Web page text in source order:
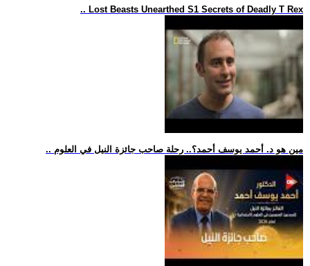
.. Lost Beasts Unearthed S1 Secrets of Deadly T Rex
.. مين هو د. أحمد يوسف أحمد؟.. رحلة صاحب جائزة النيل في العلوم